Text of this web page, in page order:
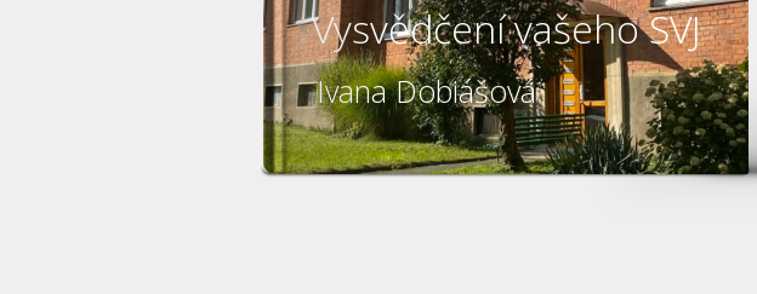
Vysvědčení vašeho SVJ
Ivana Dobiášová